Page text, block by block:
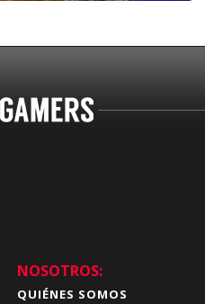
NOSOTROS:
QUIÉNES SOMOS